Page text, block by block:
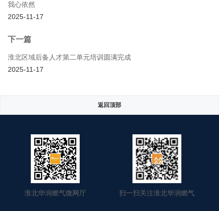
我心依然
2025-11-17
下一篇
淮北区域后备人才第二单元培训圆满完成
2025-11-17
返回顶部
淮北华润燃气微网厅 扫一扫关注淮北华润燃气